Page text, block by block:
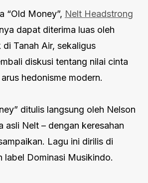
“Old Money”, Nelt Headstrong
dapat diterima luas oleh
Tanah Air, sekaligus
diskusi tentang nilai cinta
hedonisme modern.
ditulis langsung oleh Nelson
asli Nelt – dengan keresahan
Lagu ini dirilis di
label Dominasi Musikindo.